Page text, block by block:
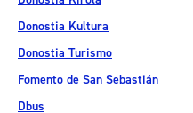
Donostia Kultura
Donostia Turismo
Fomento de San Sebastián
Dbus